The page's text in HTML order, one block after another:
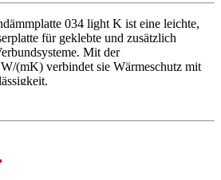
Verbundsysteme
Untergründe
mineralische Altputze
Altbeschichtungen
mineralische Flächen
gedübelte Fassadendämmung
034 light K ist eine leichte,
für geklebte und zusätzlich
Mit der
(mK) verbindet sie Wärmeschutz mit
und besitzt das Format 120 × 40
Untergründe vorgesehen und